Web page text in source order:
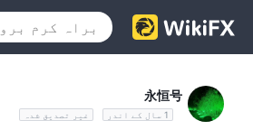
永恒号
1 سال کے اندر غیر تصدیق شدہ